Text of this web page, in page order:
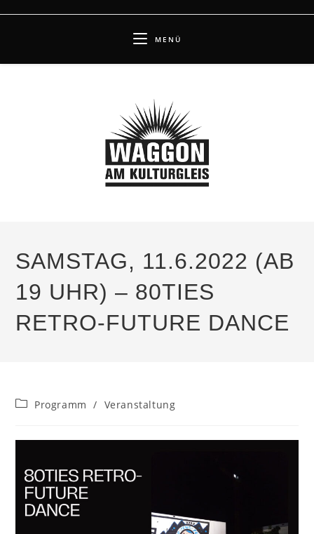
MENÜ
SAMSTAG, 11.6.2022 (AB
19 UHR) – 80TIES
RETRO-FUTURE DANCE
Beitrags-
Programm / Veranstaltung